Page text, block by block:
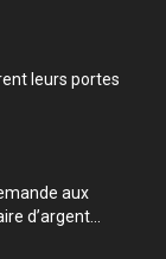
leurs portes
aux
d’argent...